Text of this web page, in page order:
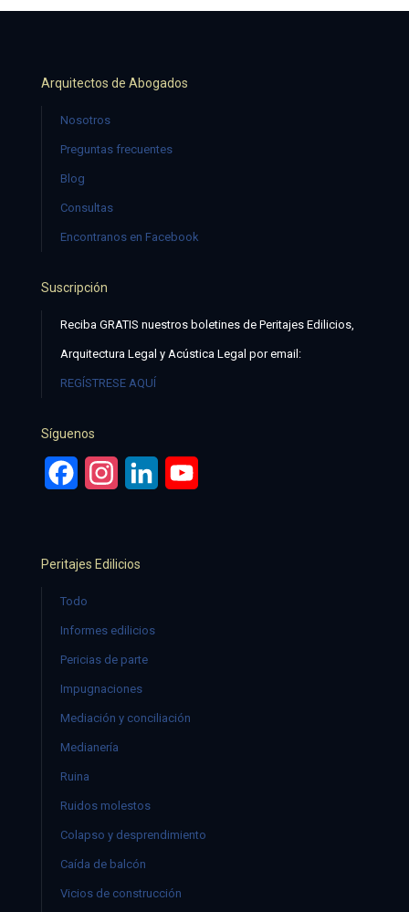
Arquitectos de Abogados
Nosotros
Preguntas frecuentes
Blog
Consultas
Encontranos en Facebook
Suscripción
Reciba GRATIS nuestros boletines de Peritajes Edilicios,
Arquitectura Legal y Acústica Legal por email:
REGÍSTRESE AQUÍ
Síguenos
FacebookInstagramLinkedIn
Peritajes Edilicios
Todo
Informes edilicios
Pericias de parte
Impugnaciones
Mediación y conciliación
Medianería
Ruina
Ruidos molestos
Colapso y desprendimiento
Caída de balcón
Vicios de construcción